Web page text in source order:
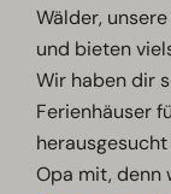
Wälder,
und bieten
Wir haben dir
Ferienhäuser
Opa mit, denn